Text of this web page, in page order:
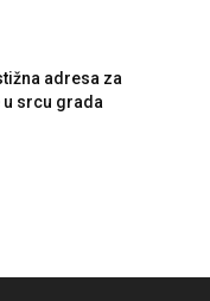
adresa za
srcu grada